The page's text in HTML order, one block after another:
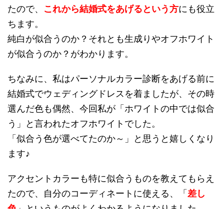
たので、 これから結婚式をあげるという方にも役立
ちます。
純白が似合うのか？それとも生成りやオフホワイト
が似合うのか？がわかります。
ちなみに、私はパーソナルカラー診断をあげる前に
結婚式でウェディングドレスを着ましたが、その時
選んだ色も偶然、今回私が「ホワイトの中では似合
う」と言われたオフホワイトでした。
「似合う色が選べてたのか～」と思うと嬉しくなり
ます♪
アクセントカラーも特に似合うものを教えてもらえ
たので、自分のコーディネートに使える、「 差し